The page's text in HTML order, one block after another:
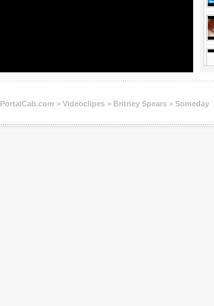
PortalCab.com > Videoclipes > Britney Spears > Someday